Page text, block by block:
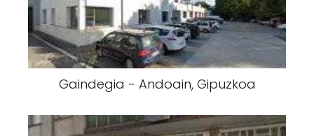
Gaindegia - Andoain, Gipuzkoa